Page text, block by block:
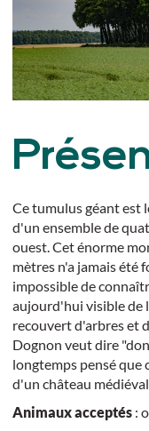
Ce tumulus géant est
d'un ensemble de
ouest. Cet énorme
mètres n'a jamais été
impossible de
aujourd'hui visible de
recouvert d'arbres et
Dognon veut dire
longtemps pensé
d'un château
Animaux acceptés: